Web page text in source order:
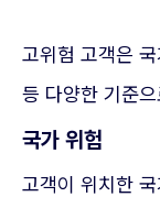
고위험 고객은
등 다양한 기준
국가 위험
고객이 위치한